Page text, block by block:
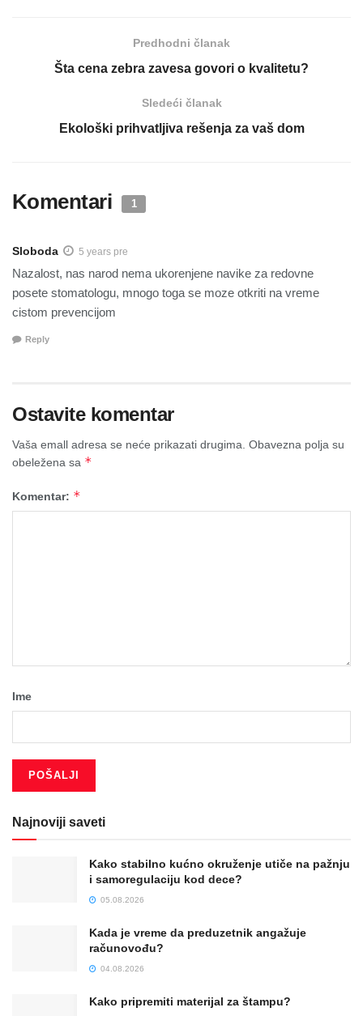
Predhodni članak
Šta cena zebra zavesa govori o kvalitetu?
Sledeći članak
Ekološki prihvatljiva rešenja za vaš dom
Komentari 1
Sloboda 5 years pre
Nazalost, nas narod nema ukorenjene navike za redovne
posete stomatologu, mnogo toga se moze otkriti na vreme
cistom prevencijom
Reply
Ostavite komentar
Vaša emall adresa se neće prikazati drugima. Obavezna polja su
obeležena sa *
Komentar: *
Ime
Najnoviji saveti
Kako stabilno kućno okruženje utiče na pažnju
i samoregulaciju kod dece?
05.08.2026
Kada je vreme da preduzetnik angažuje
računovođu?
04.08.2026
Kako pripremiti materijal za štampu?